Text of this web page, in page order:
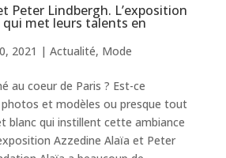
Peter Lindbergh. L’exposition
met leurs talents en
2021 | Actualité, Mode
au coeur de Paris ? Est-ce
photos et modèles ou presque tout
blanc qui instillent cette ambiance
Azzedine Alaïa et Peter